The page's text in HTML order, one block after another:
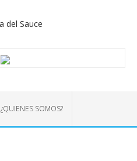
¿QUIENES SOMOS?